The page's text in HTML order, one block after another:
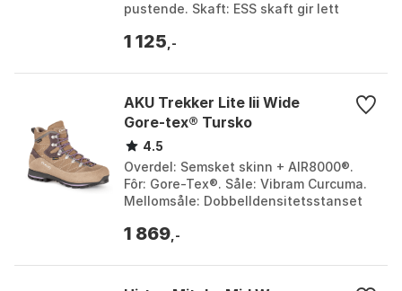
pustende. Skaft: ESS skaft gir lett
flerretningsnipler for tr...
1 125 ,-
AKU Trekker Lite Iii Wide
Gore-tex® Tursko
4.5
Overdel: Semsket skinn + AIR8000®.
Fôr: Gore-Tex®. Såle: Vibram Curcuma.
Mellomsåle: Dobbelldensitetsstanset
Beige/deep violet, B...
1 869 ,-